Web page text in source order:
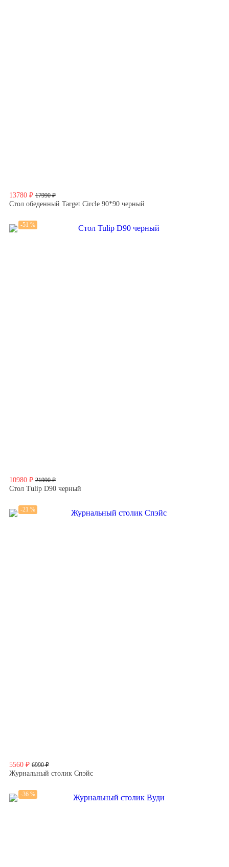
13780 ₽ 17990 ₽
Стол обеденный Target Circle 90*90 черный
10980 ₽ 21990 ₽
-51 %
Стол Tulip D90 черный
5560 ₽ 6990 ₽
-21 %
Журнальный столик Спэйс
-36 %